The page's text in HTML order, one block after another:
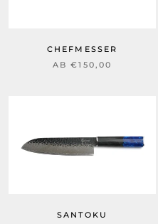
CHEFMESSER
AB €150,00
SANTOKU